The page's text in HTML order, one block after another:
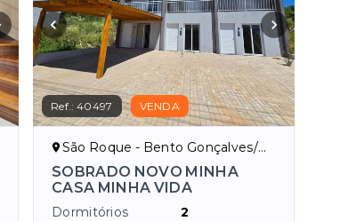
Ref.:40497 VENDA
São Roque - Bento Gonçalves/RS
SOBRADO NOVO MINHA
CASA MINHA VIDA
Dormitórios
2